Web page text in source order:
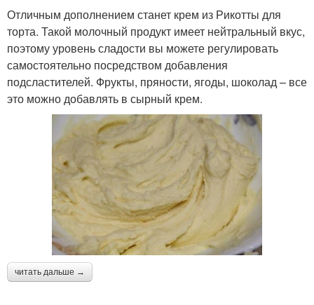
Отличным дополнением станет крем из Рикотты для
торта. Такой молочный продукт имеет нейтральный вкус,
поэтому уровень сладости вы можете регулировать
самостоятельно посредством добавления
подсластителей. Фрукты, пряности, ягоды, шоколад – все
это можно добавлять в сырный крем.
читать дальше →